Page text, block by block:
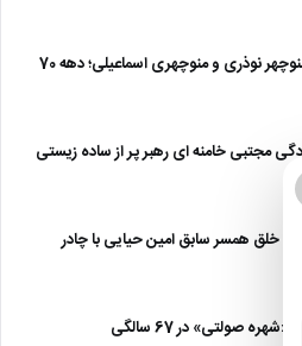
نوذری و منوچهری اسماعیلی؛ دهه 70
مجتبی خامنه ای رهبر پر از ساده زیستی
خلق همسر سابق امین حیایی با چادر
صولتی» در 67 سالگی